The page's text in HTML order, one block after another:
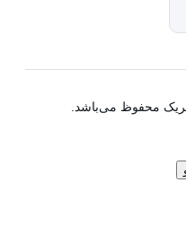
محفوظ می‌باشد.